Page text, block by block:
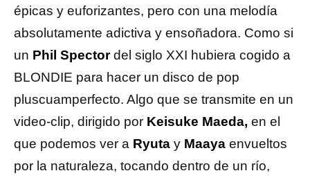
épicas y euforizantes, pero con una melodía
absolutamente adictiva y ensoñadora. Como si
un Phil Spectordel siglo XXI hubiera cogido a
BLONDIE para hacer un disco de pop
pluscuamperfecto. Algo que se transmite en un
video-clip, dirigido por Keisuke Maeda, en el
que podemos ver a Ryuta y Maaya envueltos
por la naturaleza, tocando dentro de un río,